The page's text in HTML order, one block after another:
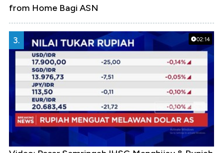
from Home Bagi ASN
02:14
3.